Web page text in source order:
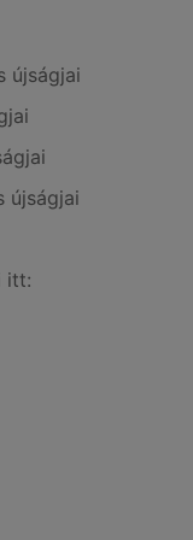
újságjai
újságjai
itt: